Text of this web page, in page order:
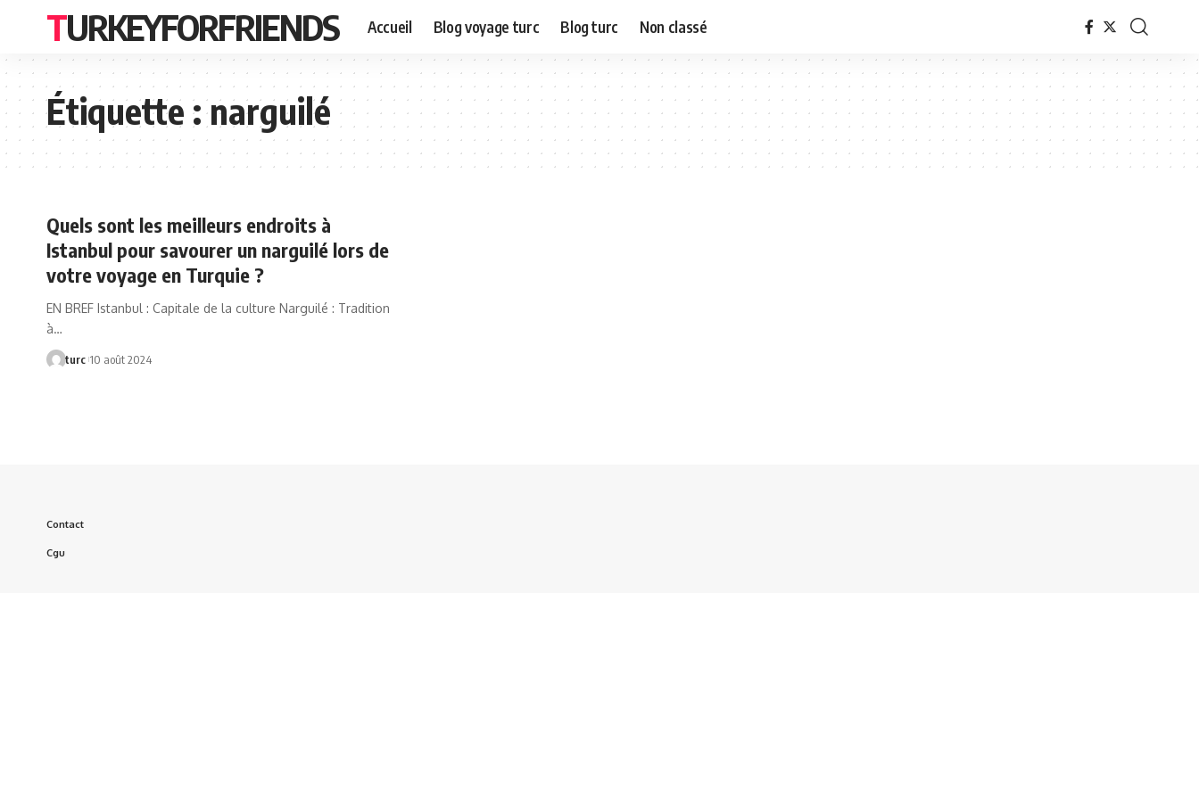
TURKEYFORFRIENDS Accueil Blog voyage turc Blog turc Non classé
Étiquette :narguilé
Quels sont les meilleurs endroits à
Istanbul pour savourer un narguilé lors de
votre voyage en Turquie ?
EN BREF Istanbul : Capitale de la culture Narguilé : Tradition
à…
turc 10 août 2024
Contact
Cgu